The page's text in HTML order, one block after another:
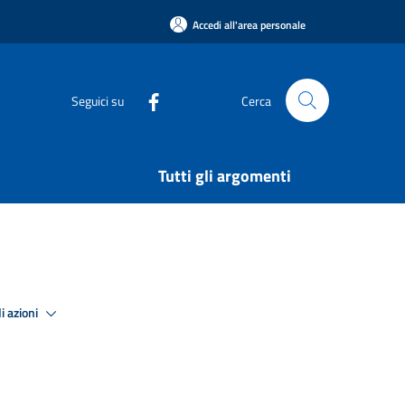
Accedi all'area personale
Seguici su Cerca
Tutti gli argomenti
azioni